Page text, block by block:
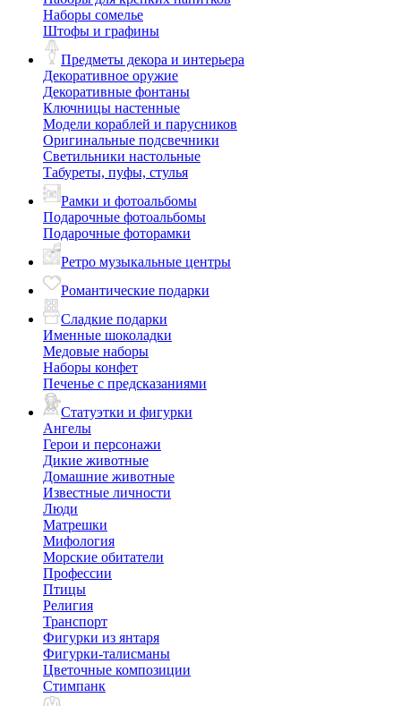
Наборы сомелье
Штофы и графины
Предметы декора и интерьера
Декоративное оружие
Декоративные фонтаны
Ключницы настенные
Модели кораблей и парусников
Оригинальные подсвечники
Светильники настольные
Табуреты, пуфы, стулья
Рамки и фотоальбомы
Подарочные фотоальбомы
Подарочные фоторамки
Ретро музыкальные центры
Романтические подарки
Сладкие подарки
Именные шоколадки
Медовые наборы
Наборы конфет
Печенье с предсказаниями
Статуэтки и фигурки
Ангелы
Герои и персонажи
Дикие животные
Домашние животные
Известные личности
Люди
Матрешки
Мифология
Морские обитатели
Профессии
Птицы
Религия
Транспорт
Фигурки из янтаря
Фигурки-талисманы
Цветочные композиции
Стимпанк